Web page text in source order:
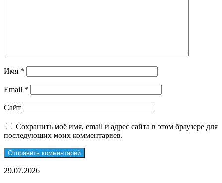
Имя *
Email *
Сайт
Сохранить моё имя, email и адрес сайта в этом браузере для
последующих моих комментариев.
Монтаж
29.07.2026